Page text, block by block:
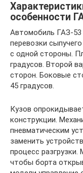
особенности
Автомобиль ГАЗ-53
перевозки
с одной стороны.
градусов. Второй
сторон. Боковые
45 градусов.
Кузов
конструкции.
пневматическим
заменить
процесс
чтобы борта